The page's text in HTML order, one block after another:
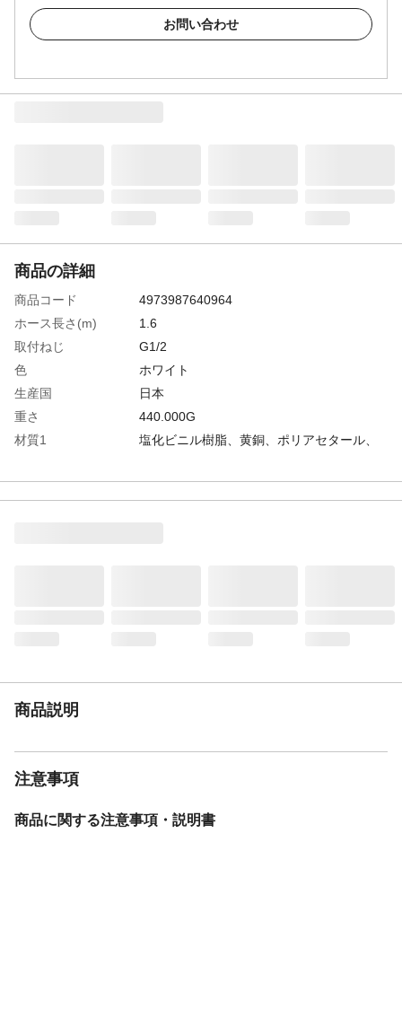
お問い合わせ
商品の詳細
商品コード
4973987640964
ホース長さ(m)
1.6
取付ねじ
G1/2
色
ホワイト
生産国
日本
重さ
440.000G
材質1
塩化ビニル樹脂、黄銅、ポリアセタール、
商品説明
注意事項
商品に関する注意事項・説明書